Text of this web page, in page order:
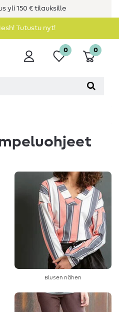
yli 150 € tilauksille
Tutustu nyt!
0 0
Blusen nähen